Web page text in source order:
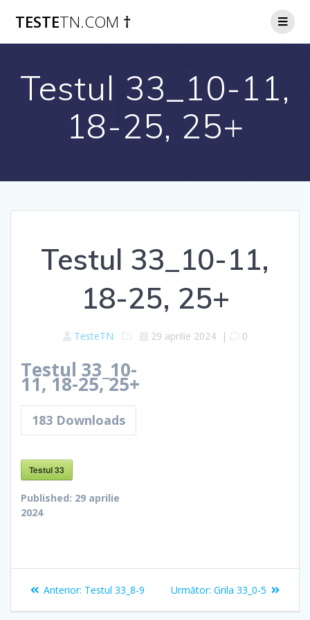
TESTETN.COM †
Testul 33_10-11,
18-25, 25+
Testul 33_10-11,
18-25, 25+
TesteTN 29 aprilie 2024| 0
Testul 33_10-
11, 18-25, 25+
183 Downloads
Testul 33
Published: 29 aprilie
2024
Navigare
în
Anterior: Articolul
Testul 33_8-9 Următor: Articolul
Grila 33_0-5